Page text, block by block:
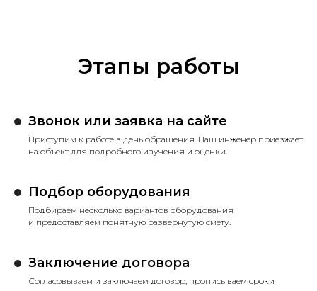
Этапы работы
Звонок или заявка на сайте
Приступим к работе в день обращения. Наш инженер приезжает
на объект для подробного изучения и оценки.
Подбор оборудования
Подбираем несколько вариантов оборудования
и предоставляем понятную развернутую смету.
Заключение договора
Согласовываем и заключаем договор, прописываем сроки